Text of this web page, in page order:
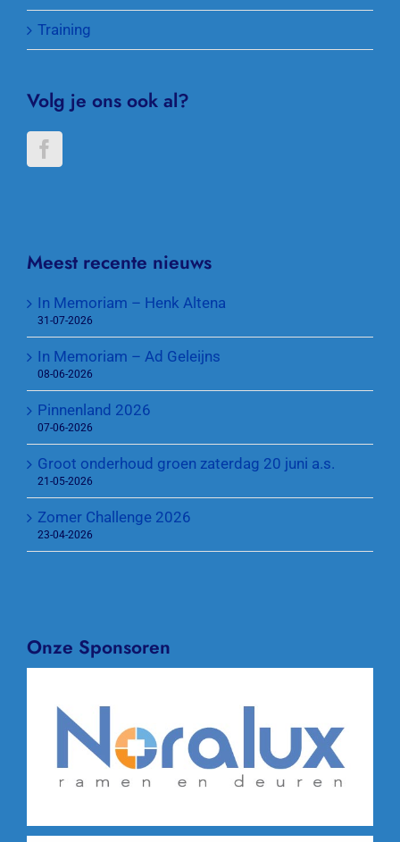
Training
Volg je ons ook al?
Meest recente nieuws
In Memoriam – Henk Altena
31-07-2026
In Memoriam – Ad Geleijns
08-06-2026
Pinnenland 2026
07-06-2026
Groot onderhoud groen zaterdag 20 juni a.s.
21-05-2026
Zomer Challenge 2026
23-04-2026
Onze Sponsoren